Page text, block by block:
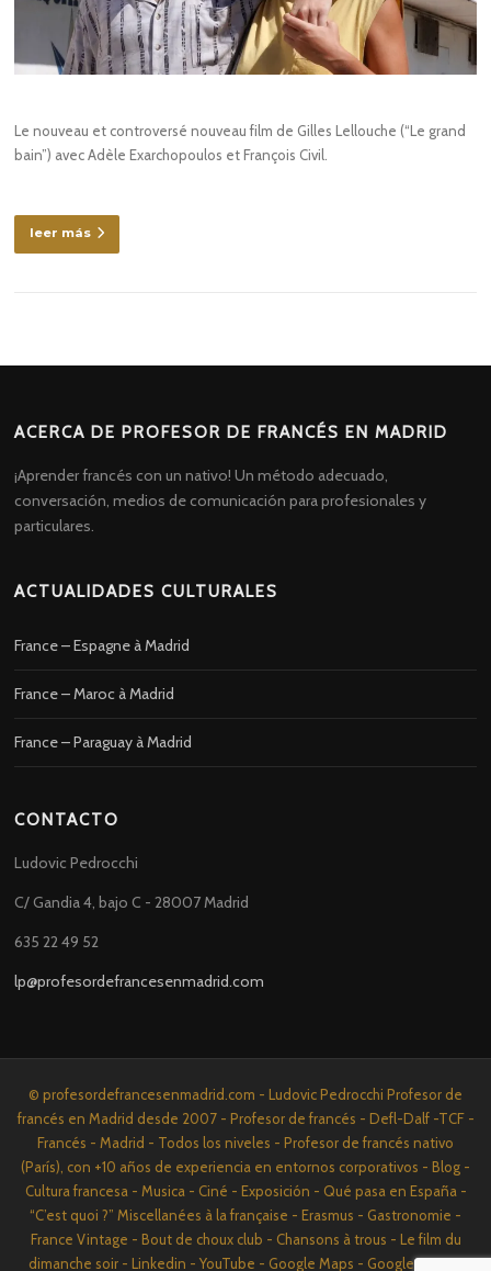
Le nouveau et controversé nouveau film de Gilles Lellouche (“Le grand
bain”) avec Adèle Exarchopoulos et François Civil.
leer más
ACERCA DE PROFESOR DE FRANCÉS EN MADRID
¡Aprender francés con un nativo! Un método adecuado,
conversación, medios de comunicación para profesionales y
particulares.
ACTUALIDADES CULTURALES
France – Espagne à Madrid
France – Maroc à Madrid
France – Paraguay à Madrid
CONTACTO
Ludovic Pedrocchi
C/ Gandia 4, bajo C - 28007 Madrid
635 22 49 52
lp@profesordefrancesenmadrid.com
© profesordefrancesenmadrid.com - Ludovic Pedrocchi Profesor de
francés en Madrid desde 2007 - Profesor de francés - Defl-Dalf -TCF -
Francés - Madrid - Todos los niveles - Profesor de francés nativo
(París), con +10 años de experiencia en entornos corporativos - Blog -
Cultura francesa - Musica - Ciné - Exposición - Qué pasa en España -
“C’est quoi ?” Miscellanées à la française - Erasmus - Gastronomie -
France Vintage - Bout de choux club - Chansons à trous - Le film du
dimanche soir - Linkedin - YouTube - Google Maps - Google News -